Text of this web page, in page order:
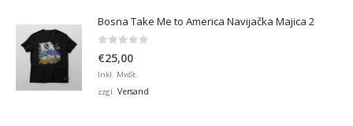
Bosna Take Me to America Navijačka Majica 2
€25,00
Inkl. MwSt.
zzgl. Versand